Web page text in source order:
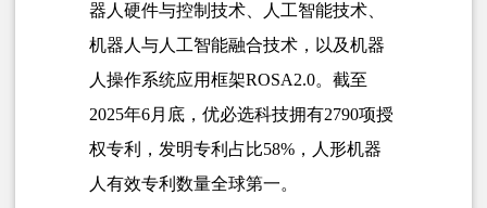
器人硬件与控制技术、人工智能技术、
机器人与人工智能融合技术，以及机器
人操作系统应用框架ROSA2.0。截至
2025年6月底，优必选科技拥有2790项授
权专利，发明专利占比58%，人形机器
人有效专利数量全球第一。